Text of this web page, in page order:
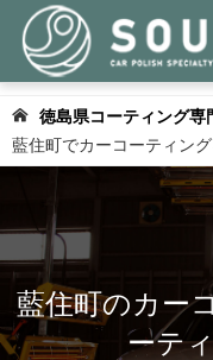
徳島県コーティング専
藍住町でカーコーティン
藍住町のカー
ーテ